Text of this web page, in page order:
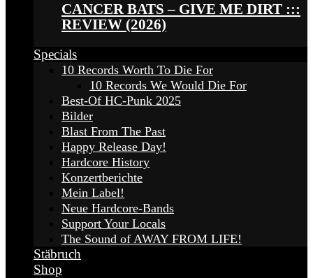
CANCER BATS – GIVE ME DIRT :::
REVIEW (2026)
Specials
10 Records Worth To Die For
10 Records We Would Die For
Best-Of HC-Punk 2025
Bilder
Blast From The Past
Happy Release Day!
Hardcore History
Konzertberichte
Mein Label!
Neue Hardcore-Bands
Support Your Locals
The Sound of AWAY FROM LIFE!
Stäbruch
Shop